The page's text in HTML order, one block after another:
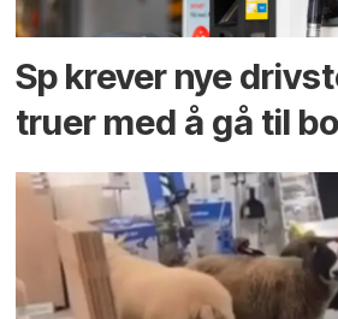
Sp krever nye
truer med å gå til